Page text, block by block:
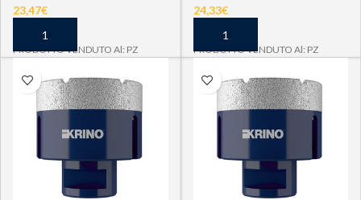
23,47€
PRODOTTO VENDUTO Al: PZ
24,33€
PRODOTTO VENDUTO Al: PZ